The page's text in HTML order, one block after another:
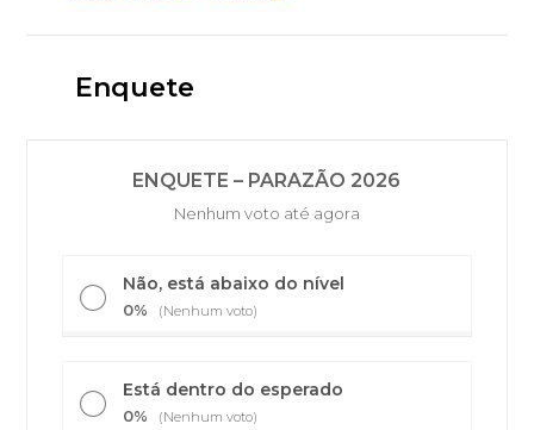
Enquete
ENQUETE – PARAZÃO 2026
Nenhum voto até agora
Não, está abaixo do nível
0% (Nenhum voto)
Está dentro do esperado
0% (Nenhum voto)